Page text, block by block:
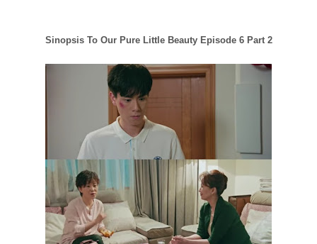
Sinopsis To Our Pure Little Beauty Episode 6 Part 2